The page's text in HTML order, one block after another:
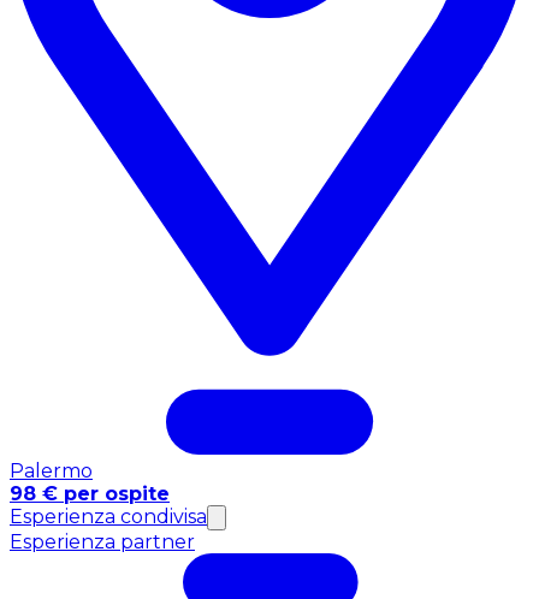
Palermo
98 € per ospite
Esperienza condivisa
Esperienza partner